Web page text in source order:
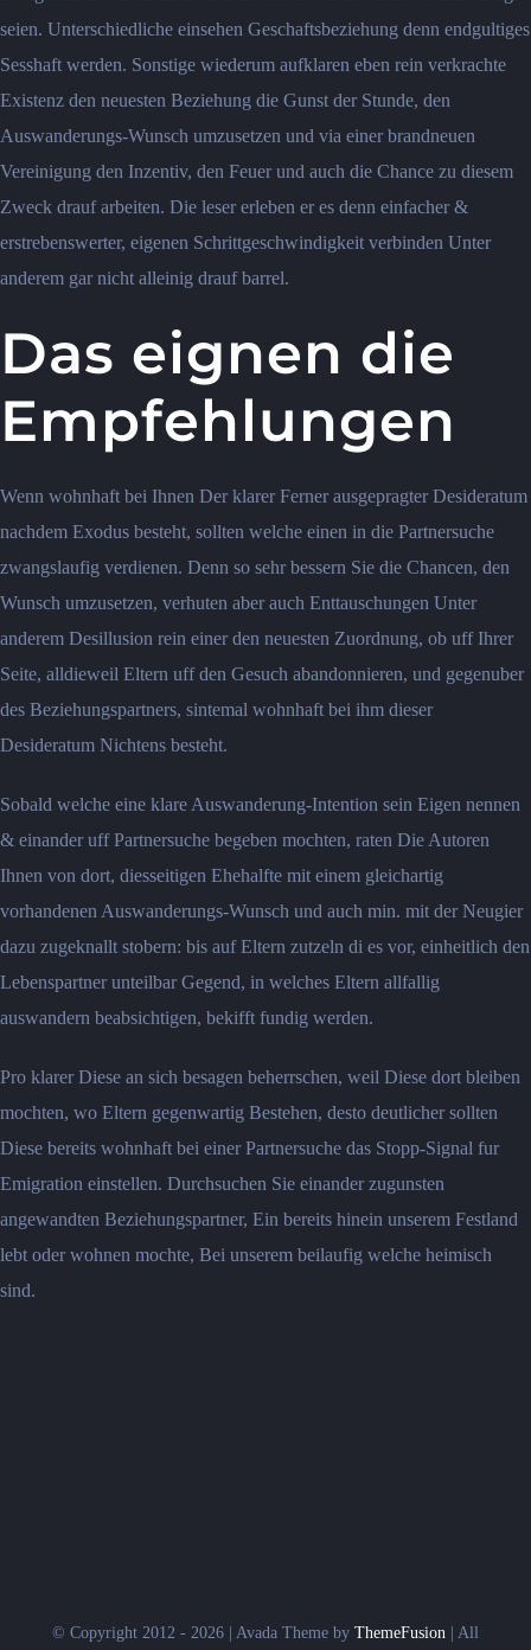
seien. Unterschiedliche einsehen Geschaftsbeziehung denn endgultiges
Sesshaft werden. Sonstige wiederum aufklaren eben rein verkrachte
Existenz den neuesten Beziehung die Gunst der Stunde, den
Auswanderungs-Wunsch umzusetzen und via einer brandneuen
Vereinigung den Inzentiv, den Feuer und auch die Chance zu diesem
Zweck drauf arbeiten. Die leser erleben er es denn einfacher &
erstrebenswerter, eigenen Schrittgeschwindigkeit verbinden Unter
anderem gar nicht alleinig drauf barrel.
Das eignen die
Empfehlungen
Wenn wohnhaft bei Ihnen Der klarer Ferner ausgepragter Desideratum
nachdem Exodus besteht, sollten welche einen in die Partnersuche
zwangslaufig verdienen. Denn so sehr bessern Sie die Chancen, den
Wunsch umzusetzen, verhuten aber auch Enttauschungen Unter
anderem Desillusion rein einer den neuesten Zuordnung, ob uff Ihrer
Seite, alldieweil Eltern uff den Gesuch abandonnieren, und gegenuber
des Beziehungspartners, sintemal wohnhaft bei ihm dieser
Desideratum Nichtens besteht.
Sobald welche eine klare Auswanderung-Intention sein Eigen nennen
& einander uff Partnersuche begeben mochten, raten Die Autoren
Ihnen von dort, diesseitigen Ehehalfte mit einem gleichartig
vorhandenen Auswanderungs-Wunsch und auch min. mit der Neugier
dazu zugeknallt stobern: bis auf Eltern zutzeln di es vor, einheitlich den
Lebenspartner unteilbar Gegend, in welches Eltern allfallig
auswandern beabsichtigen, bekifft fundig werden.
Pro klarer Diese an sich besagen beherrschen, weil Diese dort bleiben
mochten, wo Eltern gegenwartig Bestehen, desto deutlicher sollten
Diese bereits wohnhaft bei einer Partnersuche das Stopp-Signal fur
Emigration einstellen. Durchsuchen Sie einander zugunsten
angewandten Beziehungspartner, Ein bereits hinein unserem Festland
lebt oder wohnen mochte, Bei unserem beilaufig welche heimisch
sind.
© Copyright 2012 - 2026 | Avada Theme by ThemeFusion | All